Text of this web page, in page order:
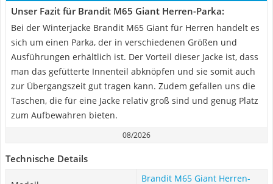
Unser Fazit für Brandit M65 Giant Herren-Parka:
Bei der Winterjacke Brandit M65 Giant für Herren handelt es
sich um einen Parka, der in verschiedenen Größen und
Ausführungen erhältlich ist. Der Vorteil dieser Jacke ist, dass
man das gefütterte Innenteil abknöpfen und sie somit auch
zur Übergangszeit gut tragen kann. Zudem gefallen uns die
Taschen, die für eine Jacke relativ groß sind und genug Platz
zum Aufbewahren bieten.
08/2026
Technische Details
Brandit M65 Giant Herren-